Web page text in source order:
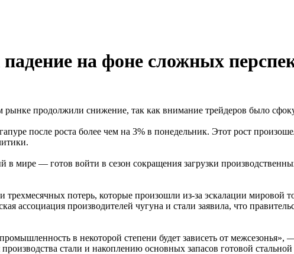
на фоне сложных
рынке продолжили снижение, так как внимание трейдеров было
после роста более чем на 3% в понедельник. Этот рост
мире — готов войти в сезон сокращения загрузки
потерь, которые произошли из-за эскалации мировой
ассоциация производителей чугуна и стали заявила, что
в некоторой степени будет зависеть от межсезонья»,
стали и накоплению основных запасов готовой